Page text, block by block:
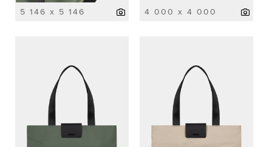
5 146 x 5 146 4 000 x 4 000